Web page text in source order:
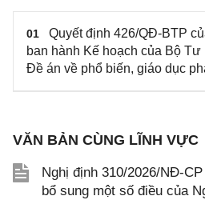
01
Quyết định 426/QĐ-BTP
ban hành Kế hoạch của Bộ
Đề án về phổ biến, giáo dục
VĂN BẢN CÙNG LĨNH VỰC
Nghị định 310/2026/NĐ-
bổ sung một số điều của